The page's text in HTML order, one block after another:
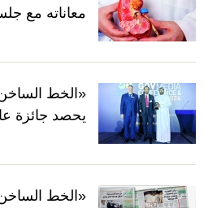
معاناته مع
«الخط
يحصد جائزة